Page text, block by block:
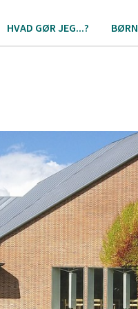
HVAD GØR JEG...?